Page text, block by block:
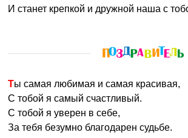
И станет крепкой и дружной наша с
Ты самая любимая и самая красивая,
С тобой я самый счастливый.
С тобой я уверен в себе,
За тебя безумно благодарен судьбе.